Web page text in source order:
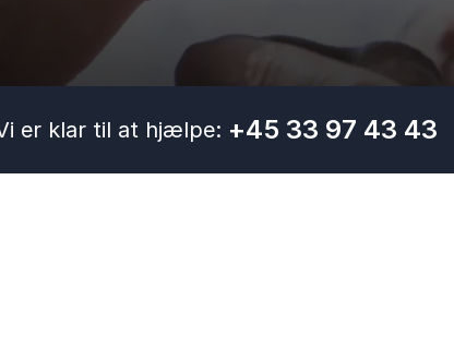
er klar til at hjælpe: +45 33 97 43 43